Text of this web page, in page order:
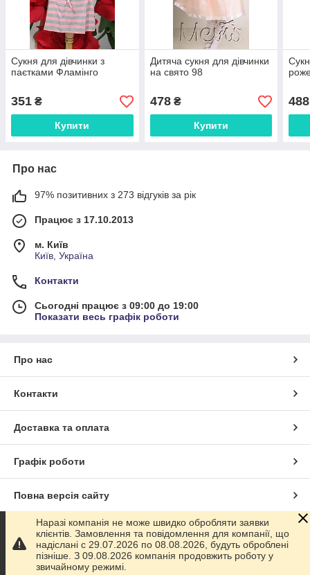
Сукня для дівчинки з
паєтками Фламінго
351 ₴
Купити
Дитяча сукня для дівчинки
на свято 98
478₴
Купити
488
Про нас
97% позитивних з 273 відгуків за рік
Працює з 17.10.2013
м. Київ
Київ, Україна
Контакти
Сьогодні працює з 09:00 до 19:00
Показати весь графік роботи
Про нас
Контакти
Доставка та оплата
Графік роботи
Повна версія сайту
Сайт створено на маркетплейсіProm.ua
Політика конфіденційності
Наразі компанія не може швидко обробляти заявки
клієнтів. Замовлення та повідомлення для компанії, що
надіслані с 29.07.2026 по 08.08.2026, будуть оброблені
пізніше. З 09.08.2026 компанія продовжить роботу у
звичайному режимі.